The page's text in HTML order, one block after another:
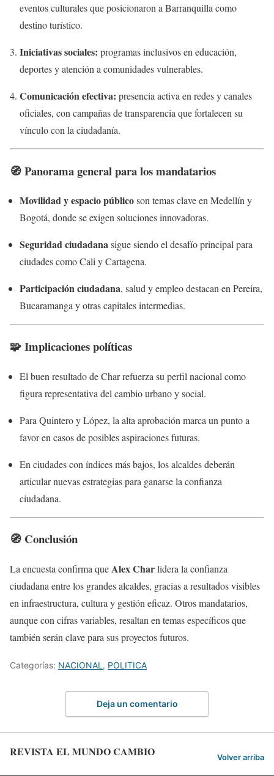
eventos culturales que posicionaron a Barranquilla como
destino turístico.
Iniciativas sociales: programas inclusivos en educación,
deportes y atención a comunidades vulnerables.
Comunicación efectiva: presencia activa en redes y canales
oficiales, con campañas de transparencia que fortalecen su
vínculo con la ciudadanía.
🧭 Panorama general para los mandatarios
Movilidad y espacio públicoson temas clave en Medellín y
Bogotá, donde se exigen soluciones innovadoras.
Seguridad ciudadanasigue siendo el desafío principal para
ciudades como Cali y Cartagena.
Participación ciudadana, salud y empleo destacan en Pereira,
Bucaramanga y otras capitales intermedias.
🧩 Implicaciones políticas
El buen resultado de Char refuerza su perfil nacional como
figura representativa del cambio urbano y social.
Para Quintero y López, la alta aprobación marca un punto a
favor en casos de posibles aspiraciones futuras.
En ciudades con índices más bajos, los alcaldes deberán
articular nuevas estrategias para ganarse la confianza
ciudadana.
🧭 Conclusión
La encuesta confirma queAlex Charlidera la confianza
ciudadana entre los grandes alcaldes, gracias a resultados visibles
en infraestructura, cultura y gestión eficaz. Otros mandatarios,
aunque con cifras variables, resaltan en temas específicos que
también serán clave para sus proyectos futuros.
Categorías: NACIONAL , POLITICA
Deja un comentario
REVISTA EL MUNDO CAMBIO Volver arriba